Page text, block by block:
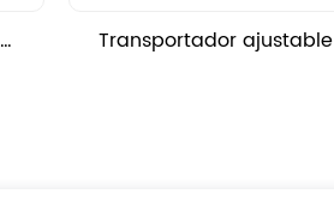
Transportador ajustable